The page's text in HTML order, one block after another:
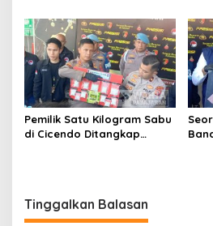
Rebranding RSUD Cibabat
dan
Pemilik Satu Kilogram Sabu
di Cicendo Ditangkap
Tinggalkan Balasan